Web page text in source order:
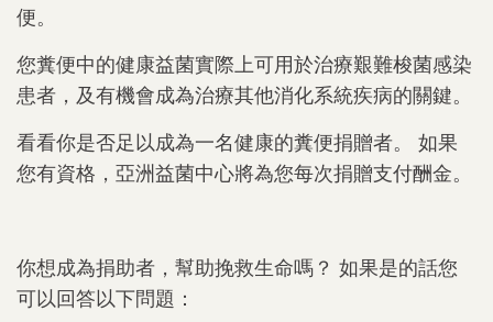
便。
您糞便中的健康益菌實際上可用於治療艱難梭菌感染
患者，及有機會成為治療其他消化系統疾病的關鍵。
看看你是否足以成為一名健康的糞便捐贈者。 如果
您有資格，亞洲益菌中心將為您每次捐贈支付酬金。
你想成為捐助者，幫助挽救生命嗎？ 如果是的話您
可以回答以下問題：